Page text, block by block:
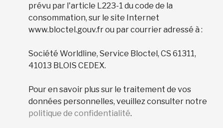
prévu par l'article L223-1 du code de la
consommation, sur le site Internet
www.bloctel.gouv.fr ou par courrier adressé à :
Société Worldline, Service Bloctel, CS 61311,
41013 BLOIS CEDEX.
Pour en savoir plus sur le traitement de vos
données personnelles, veuillez consulter notre
politique de confidentialité.